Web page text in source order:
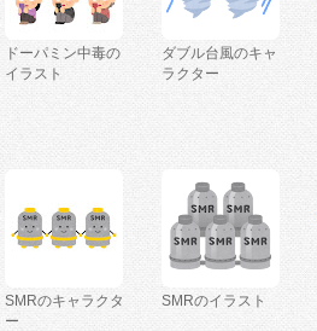
ドーパミン中毒の
イラスト
ダブル台風のキャ
ラクター
SMRのキャラクタ
ー
SMRのイラスト